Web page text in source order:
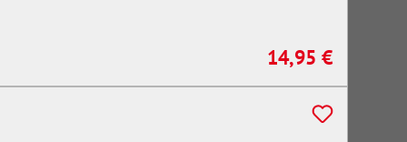
Regulärer Preis:
14,95 €